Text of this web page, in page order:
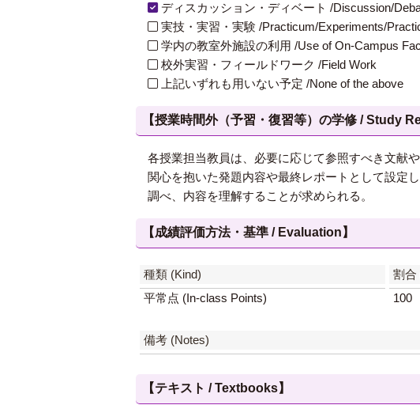
ディスカッション・ディベート /Discussion/
実技・実習・実験 /Practicum/Experiments/
学内の教室外施設の利用 /Use of On-Campus
校外実習・フィールドワーク /Field Work
上記いずれも用いない予定 /None of the above
【授業時間外（予習・復習等）の学修 / Study
各授業担当教員は、必要に応じて参照すべき文献
関心を抱いた発題内容や最終レポートとして設定
調べ、内容を理解することが求められる。
【成績評価方法・基準 / Evaluation】
種類 (Kind) 割合
平常点 (In-class Points)
100
備考 (Notes)
【テキスト / Textbooks】